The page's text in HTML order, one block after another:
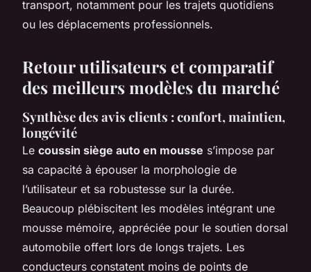
transport, notamment pour les trajets quotidiens
ou les déplacements professionnels.
Retour utilisateurs et comparatif
des meilleurs modèles du marché
Synthèse des avis clients : confort, maintien,
longévité
Le coussin siège auto en mousse s’impose par
sa capacité à épouser la morphologie de
l’utilisateur et sa robustesse sur la durée.
Beaucoup plébiscitent les modèles intégrant une
mousse mémoire, appréciée pour le soutien dorsal
automobile offert lors de longs trajets. Les
conducteurs constatent moins de points de